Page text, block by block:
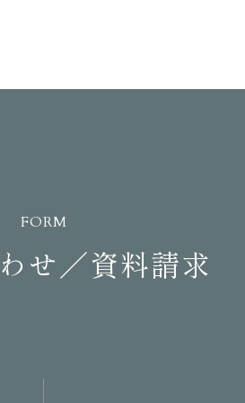
FORM
せ／資料請求